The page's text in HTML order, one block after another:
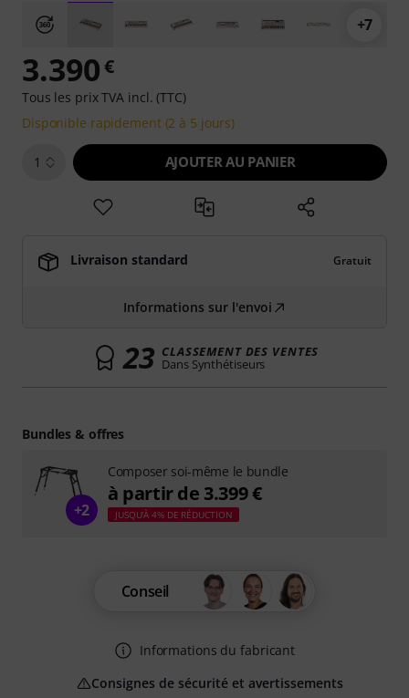
+7
3.390€
Tous les prix TVA incl. (TTC)
Disponible rapidement (2 à 5 jours)
1 AJOUTER AU PANIER
Livraison standard Gratuit
Informations sur l'envoi
23 CLASSEMENT DES VENTES
Dans Synthétiseurs
Conseil
Informations du fabricant
Consignes de sécurité et avertissements
Bundles & offres
+2
Composer soi-même le bundle
à partir de 3.399 €
JUSQU'À 4% DE RÉDUCTION